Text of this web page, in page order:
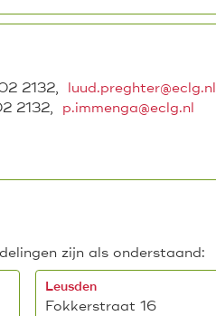
2132, luud.preghter@eclg.nl
2132, p.immenga@eclg.nl
zijn als onderstaand:
Leusden
Fokkerstraat 16